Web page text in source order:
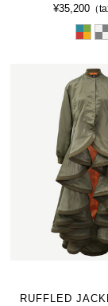
¥35,200 （
RUFFLED